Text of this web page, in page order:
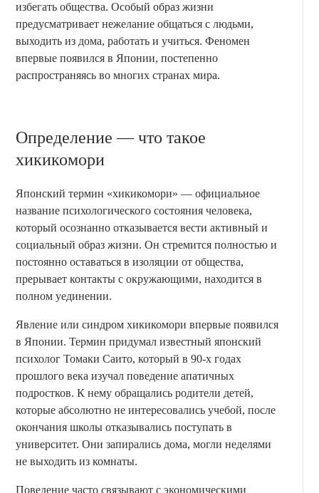
избегать общества. Особый образ жизни
предусматривает нежелание общаться с людьми,
выходить из дома, работать и учиться. Феномен
впервые появился в Японии, постепенно
распространяясь во многих странах мира.
Определение — что такое
хикикомори
Японский термин «хикикомори» — официальное
название психологического состояния человека,
который осознанно отказывается вести активный и
социальный образ жизни. Он стремится полностью и
постоянно оставаться в изоляции от общества,
прерывает контакты с окружающими, находится в
полном уединении.
Явление или синдром хикикомори впервые появился
в Японии. Термин придумал известный японский
психолог Томаки Саито, который в 90-х годах
прошлого века изучал поведение апатичных
подростков. К нему обращались родители детей,
которые абсолютно не интересовались учебой, после
окончания школы отказывались поступать в
университет. Они запирались дома, могли неделями
не выходить из комнаты.
Поведение часто связывают с экономическими